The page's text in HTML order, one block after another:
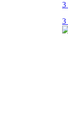
3
3